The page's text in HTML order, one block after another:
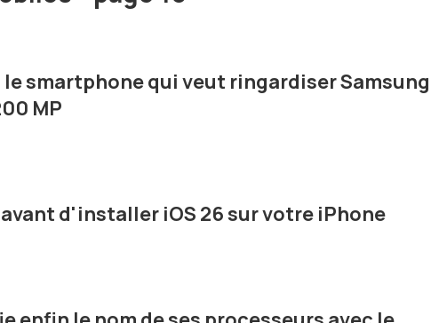
le smartphone qui veut ringardiser Samsung
MP
d'installer iOS 26 sur votre iPhone